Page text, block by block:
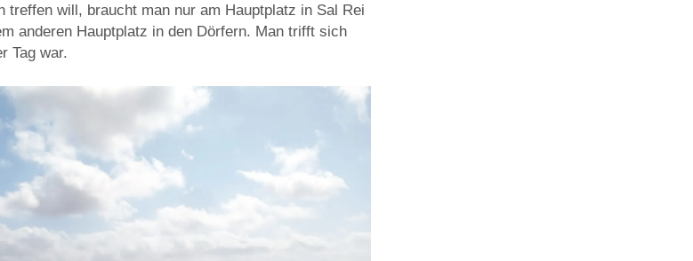
treffen will, braucht man nur am Hauptplatz in Sal Rei
anderen Hauptplatz in den Dörfern. Man trifft sich
Tag war.